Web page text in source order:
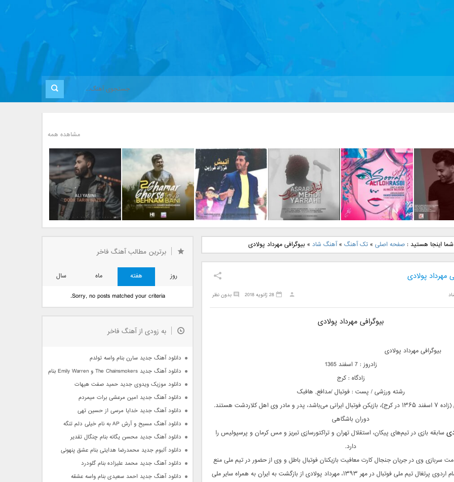
مشاهده همه
جدید رضا
بنام نگار
دانلود آهنگ جدید علی
لهراسبی بنام صورت
دانلود آهنگ جدید مهدی
یراحی بنام اسرار
دانلود آهنگ جدید فرزاد
فرزین بنام آتیش
بانی بنام قرص قمر 2
یاسینی بنام دورترین نزدیک
شما اینجا هستید :صفحه اصلی »تک آهنگ »آهنگ شاد »بیوگرافی مهرداد پولادی
مهرداد پولادی
بدون نظر 28 ژانویه 2018
بیوگرافی مهرداد پولادی
بیوگرافی مهرداد پولادی
زادروز : 7 اسفند 1365
زادگاه : کرج
رشته ورزشی / پست : فوتبال /مدافع, هافبک
وی اهل کلاردشت هستند.
دوران باشگاهی
سابقه بازی در تیم‌های پیکان، استقلال تهران و تراکتورسازی تبریز و مس کرمان و پرسپولیس را
دارد.
سربازی وی در جریان جنجال کارت معافیت بازیکنان فوتبال باطل و وی از حضور در تیم ملی منع
شد. پس از اتمام اردوی پرتغال تیم ملی فوتبال در مهر ۱۳۹۳، مهرداد پولادی از بازگشت به ایران به همراه سایر ملی‌
برترین مطالب آهنگ فاخر
روز هفته ماه
سال
Sorry, no posts matched your criteria.
به زودی از آهنگ فاخر
دانلود آهنگ جدید سارن بنام واسه تولدم
دانلود آهنگ جدید The Chainsmokers و Emily Warren بنام Side Effects
دانلود موزیک ویدوی جدید حمید صفت هیهات
دانلود آهنگ جدید امین مرعشی برات میمردم
دانلود آهنگ جدید خدایا مرسی از حسین تهی
دانلود آهنگ مسیح و آرش AP به نام خیلی دلم تنگه
دانلود آهنگ جدید محسن یگانه بنام چنگال تقدیر
دانلود آلبوم جدید محمدرضا هدایتی بنام عشق پنهونی
دانلود آهنگ جدید محمد علیزاده بنام گلودرد
دانلود آهنگ جدید احمد سعیدی بنام واسه عشقه